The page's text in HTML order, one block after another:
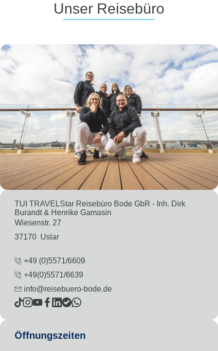
Unser Reisebüro
TUI TRAVELStar Reisebüro Bode GbR - Inh. Dirk
Burandt & Henrike Gamasin
Wiesenstr. 27
37170 Uslar
+49 (0)5571/6609
+49(0)5571/6639
info@reisebuero-bode.de
Öffnungszeiten